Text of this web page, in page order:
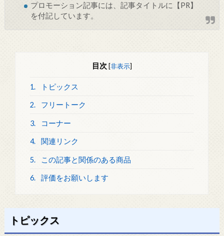
プロモーション記事には、記事タイトルに【PR】
を付記しています。
目次 [非表示]
1. トピックス
2. フリートーク
3. コーナー
4. 関連リンク
5. この記事と関係のある商品
6. 評価をお願いします
トピックス